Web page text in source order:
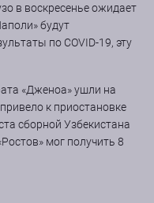
в воскресенье ожидает
будут
по COVID-19, эту
«Дженоа» ушли на
к приостановке
сборной Узбекистана
мог получить 8